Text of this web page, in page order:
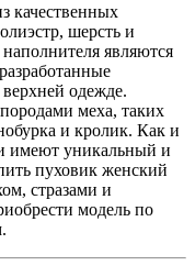
качественных
шерсть и
являются
одежде.
меха, таких
и кролик. Как и
имеют уникальный и
пуховик женский
стразами и
модель по